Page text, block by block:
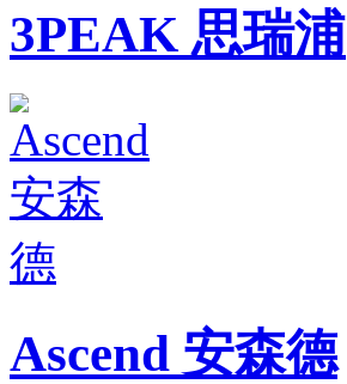
3PEAK 思瑞浦
Ascend 安森德